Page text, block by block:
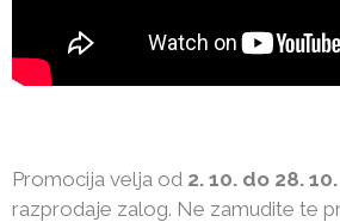
Promocija velja od 2. 10. do 28.
razprodaje zalog. Ne zamudite te